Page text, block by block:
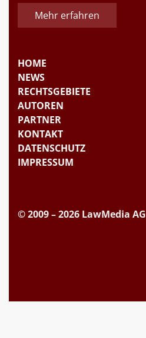
Mehr erfahren
HOME
NEWS
RECHTSGEBIETE
AUTOREN
PARTNER
KONTAKT
DATENSCHUTZ
IMPRESSUM
© 2009 – 2026 LawMedia AG